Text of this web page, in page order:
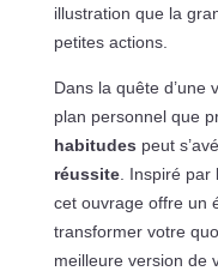
illustration que la
petites actions.
Dans la quête d’une
plan personnel que
habitudes peut
réussite. Inspiré par
cet ouvrage offre un
transformer votre
meilleure version de